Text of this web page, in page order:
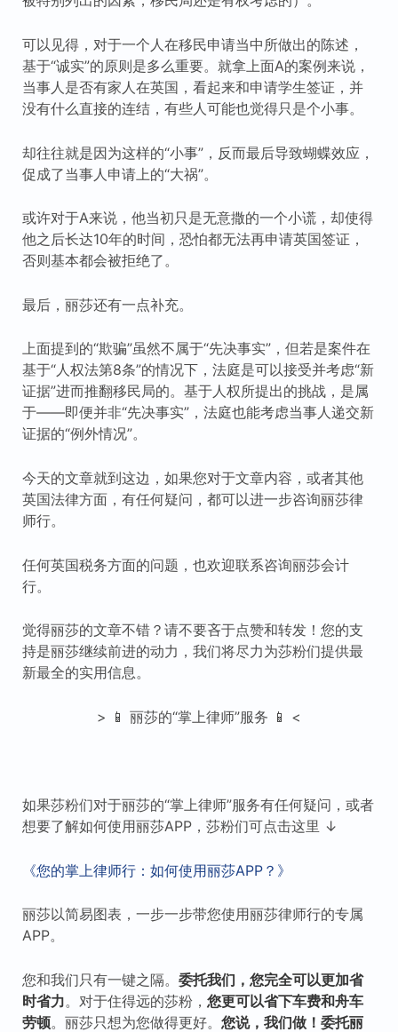
可以见得，对于一个人在移民申请当中所做出的陈述，
基于“诚实”的原则是多么重要。就拿上面A的案例来说，
当事人是否有家人在英国，看起来和申请学生签证，并
没有什么直接的连结，有些人可能也觉得只是个小事。
却往往就是因为这样的“小事”，反而最后导致蝴蝶效应，
促成了当事人申请上的“大祸”。
或许对于A来说，他当初只是无意撒的一个小谎，却使得
他之后长达10年的时间，恐怕都无法再申请英国签证，
否则基本都会被拒绝了。
最后，丽莎还有一点补充。
上面提到的“欺骗”虽然不属于“先决事实”，但若是案件在
基于“人权法第8条”的情况下，法庭是可以接受并考虑“新
证据”进而推翻移民局的。基于人权所提出的挑战，是属
于——即便并非“先决事实”，法庭也能考虑当事人递交新
证据的“例外情况”。
今天的文章就到这边，如果您对于文章内容，或者其他
英国法律方面，有任何疑问，都可以进一步咨询丽莎律
师行。
任何英国税务方面的问题，也欢迎联系咨询丽莎会计
行。
觉得丽莎的文章不错？请不要吝于点赞和转发！您的支
持是丽莎继续前进的动力，我们将尽力为莎粉们提供最
新最全的实用信息。
> 📱 丽莎的“掌上律师”服务 📱 <
如果莎粉们对于丽莎的“掌上律师”服务有任何疑问，或者
想要了解如何使用丽莎APP，莎粉们可点击这里 ↓
《您的掌上律师行：如何使用丽莎APP？》
丽莎以简易图表，一步一步带您使用丽莎律师行的专属
APP。
您和我们只有一键之隔。 委托我们，您完全可以更加省
时省力。对于住得远的莎粉， 您更可以省下车费和舟车
劳顿。丽莎只想为您做得更好。 您说，我们做！委托丽